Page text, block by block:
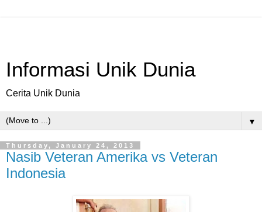
Informasi Unik Dunia
Cerita Unik Dunia
▼
Thursday, January 24, 2013
Nasib Veteran Amerika vs Veteran
Indonesia